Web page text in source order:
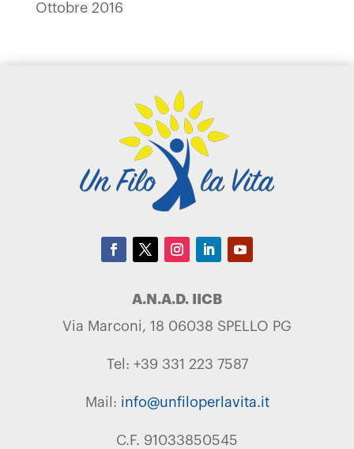
Ottobre 2016
A.N.A.D. IICB
Via Marconi, 18 06038 SPELLO PG
Tel: +39 331 223 7587
Mail: info@unfiloperlavita.it
C.F. 91033850545